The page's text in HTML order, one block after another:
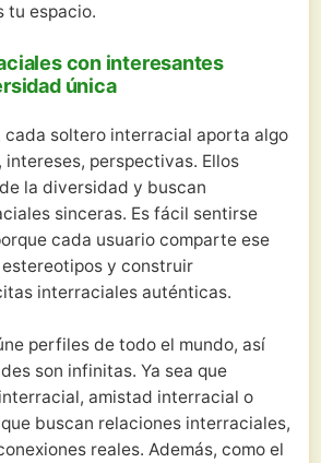
tu espacio.
con interesantes
única
cada soltero interracial aporta algo
perspectivas. Ellos
la diversidad y buscan
sinceras. Es fácil sentirse
cada usuario comparte ese
y construir
interraciales auténticas.
perfiles de todo el mundo, así
son infinitas. Ya sea que
amistad interracial o
buscan relaciones interraciales,
reales. Además, como el